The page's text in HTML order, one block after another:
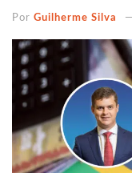
Por Guilherme Silva